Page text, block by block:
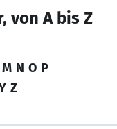
von A bis Z
M N O P
Z